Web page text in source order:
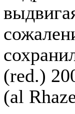
(red.)
(al